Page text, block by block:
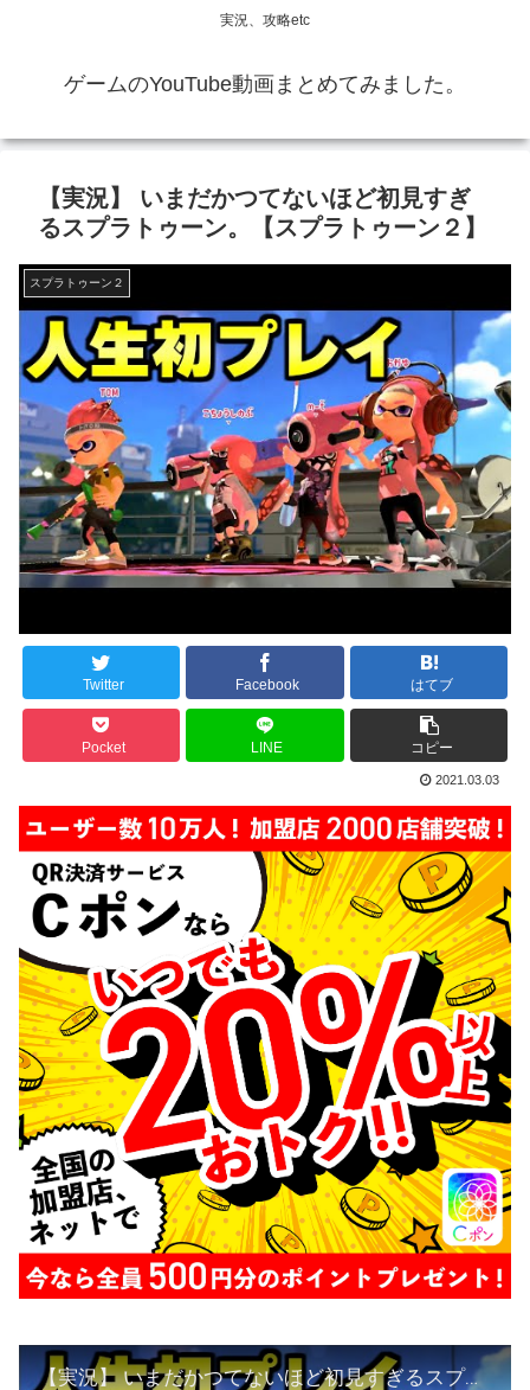
実況、攻略etc
ゲームのYouTube動画まとめてみました。
【実況】 いまだかつてないほど初見すぎ
るスプラトゥーン。【スプラトゥーン２】
スプラトゥーン２
Twitter Facebook はてブ
Pocket LINE コピー
2021.03.03
【実況】 いまだかつてないほど初見すぎるスプラトゥーン。【スプラトゥーン２】